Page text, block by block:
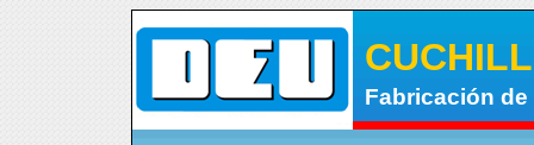
Fabricación